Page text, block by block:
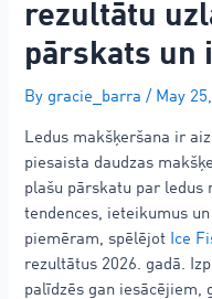
rezultātu
pārskats un
By gracie_barra/ May
Ledus makšķeršana ir
piesaista daudzas
plašu pārskatu par ledus
tendences, ieteikumus
piemēram, spēlējot
Ice
rezultātus 2026. gadā.
palīdzēs gan iesācējiem,